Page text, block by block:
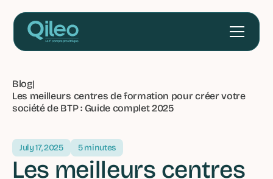
Blog|
Les meilleurs centres de formation pour créer votre
société de BTP : Guide complet 2025
July 17, 2025 5 minutes
Les meilleurs centres